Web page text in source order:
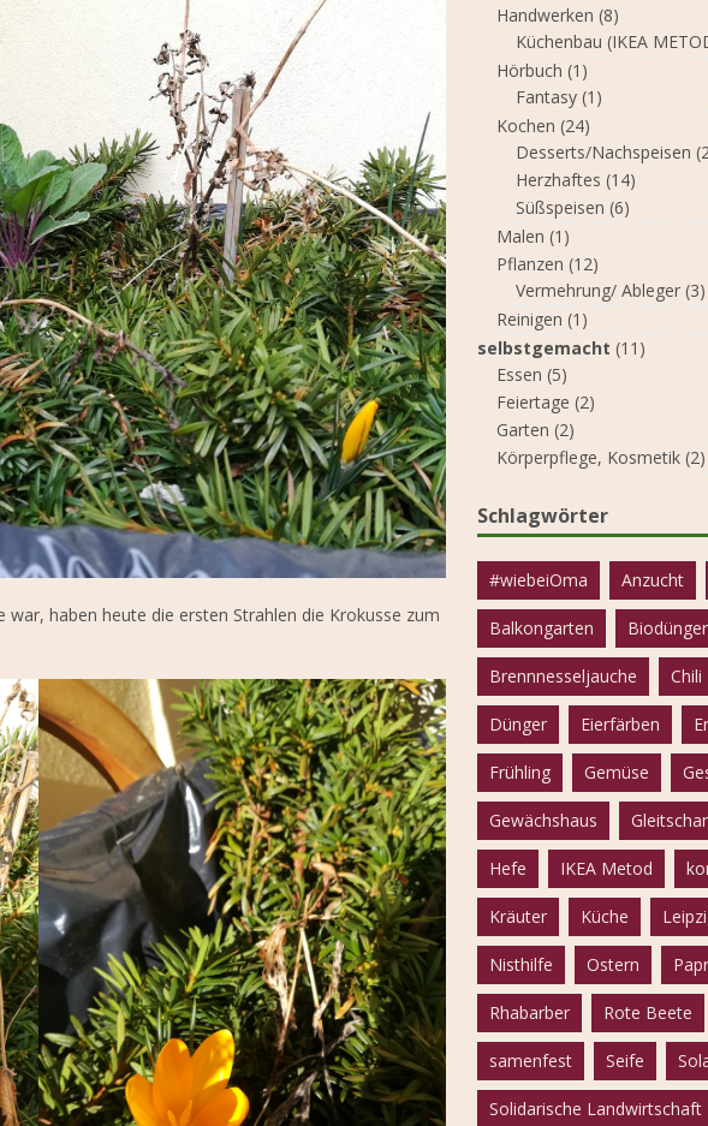
war, haben heute die ersten Strahlen die Krokusse zum
Handwerken (8)
Küchenbau (IKEA
Hörbuch (1)
Fantasy(1)
Kochen (24)
Desserts/Nachspeisen
Herzhaftes (14)
Süßspeisen (6)
Malen (1)
Pflanzen (12)
Vermehrung/ Ableger(3)
Reinigen (1)
selbstgemacht (11)
Essen (5)
Feiertage (2)
Garten (2)
Körperpflege, Kosmetik(2)
Schlagwörter
#wiebeiOma Anzucht
Balkongarten Biodünger
Brennnesseljauche Chili
Dünger Eierfärben
Frühling Gemüse
Gewächshaus
Hefe IKEA Metod
Kräuter Küche
Nisthilfe Ostern
Rhabarber Rote Beete
samenfest Seife
Solidarische Landwirtschaft